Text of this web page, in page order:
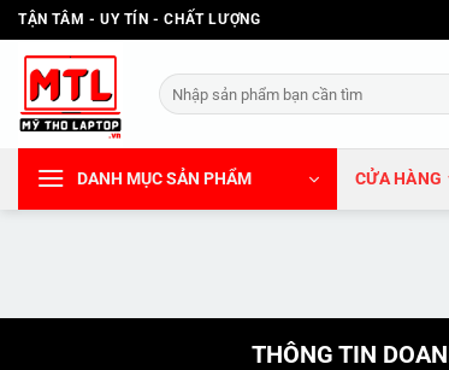
Bỏ
qua
dung
TẬN TÂM - UY TÍN - CHẤT LƯỢNG
Tìm
kiếm:
DANH MỤC SẢN PHẨM CỬA HÀNG
THÔNG TIN